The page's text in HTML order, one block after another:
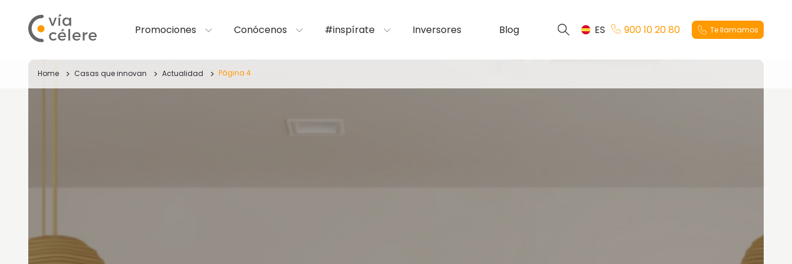
Promociones Conócenos #inspírate Inversores Blog ES 900 10 20 80 Te llamamos
Home Casas que innovan Actualidad Página 4